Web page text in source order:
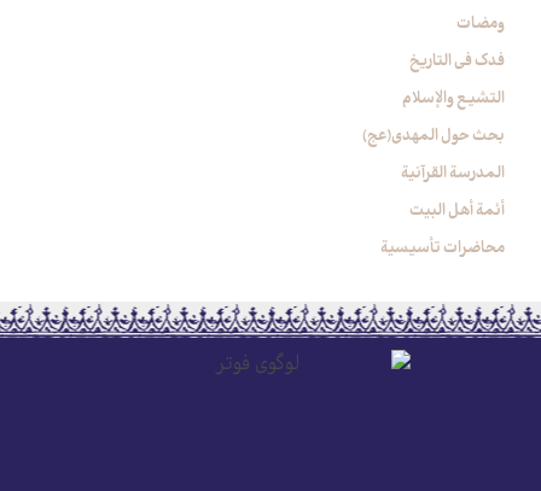
ومضات
فدک فی التاریخ
التشیع والإسلام
بحث حول المهدي(عج)
المدرسة القرآنیة
أئمة أهل البیت
محاضرات تأسیسیة